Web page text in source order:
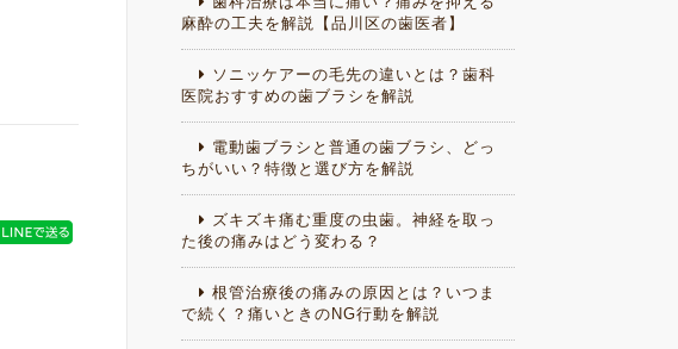
麻酔の工夫を解説【品川区の歯医者】
ソニッケアーの毛先の違いとは？歯科
医院おすすめの歯ブラシを解説
電動歯ブラシと普通の歯ブラシ、どっ
ちがいい？特徴と選び方を解説
ズキズキ痛む重度の虫歯。神経を取っ
た後の痛みはどう変わる？
根管治療後の痛みの原因とは？いつま
で続く？痛いときのNG行動を解説